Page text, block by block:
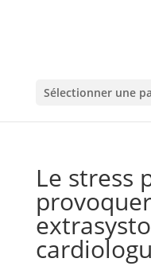
Sélectionner une
Le stress